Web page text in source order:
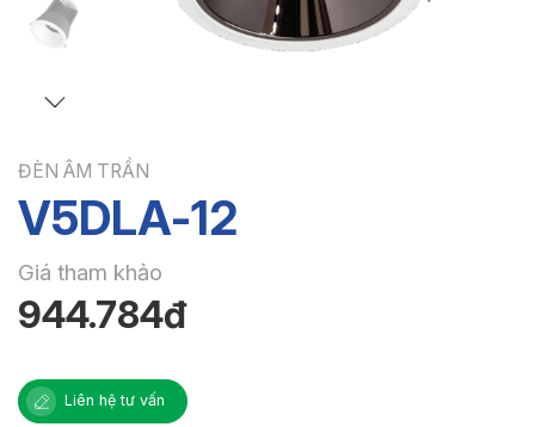
ĐÈN ÂM TRẦN
V5DLA-12
Giá tham khảo
944.784đ
Liên hệ tư vấn